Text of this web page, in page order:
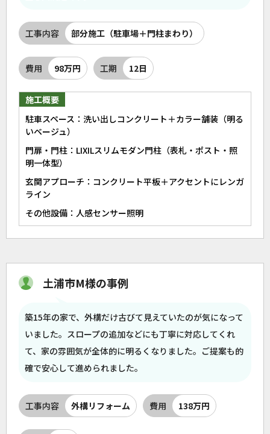
工事内容 部分施工（駐車場＋門柱まわり）
費用 98万円 工期 12日
施工概要
駐車スペース：洗い出しコンクリート＋カラー舗装（明る
いベージュ）
門扉・門柱：LIXILスリムモダン門柱（表札・ポスト・照
明一体型）
玄関アプローチ：コンクリート平板＋アクセントにレンガ
ライン
その他設備：人感センサー照明
土浦市M様の事例
築15年の家で、外構だけ古びて見えていたのが気になって
いました。スロープの追加などにも丁寧に対応してくれ
て、家の雰囲気が全体的に明るくなりました。ご提案も的
確で安心して進められました。
工事内容 外構リフォーム 費用 138万円